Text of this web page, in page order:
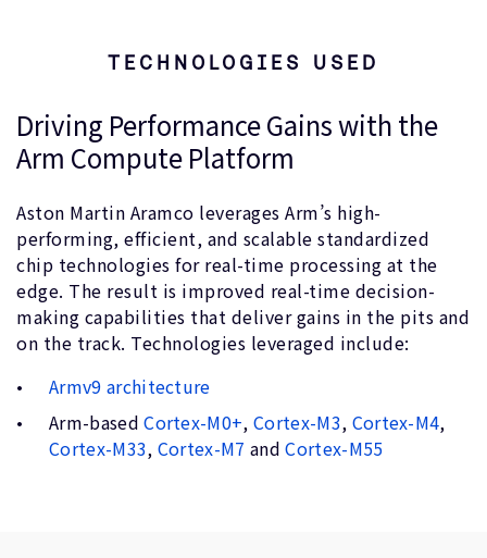
TECHNOLOGIES USED
Driving Performance Gains with the
Arm Compute Platform
Aston Martin Aramco leverages Arm’s high-
performing, efficient, and scalable standardized
chip technologies for real-time processing at the
edge. The result is improved real-time decision-
making capabilities that deliver gains in the pits and
on the track. Technologies leveraged include:
Armv9 architecture
Arm-basedCortex-M0+,Cortex-M3, Cortex-M4,
Cortex-M33, Cortex-M7 andCortex-M55